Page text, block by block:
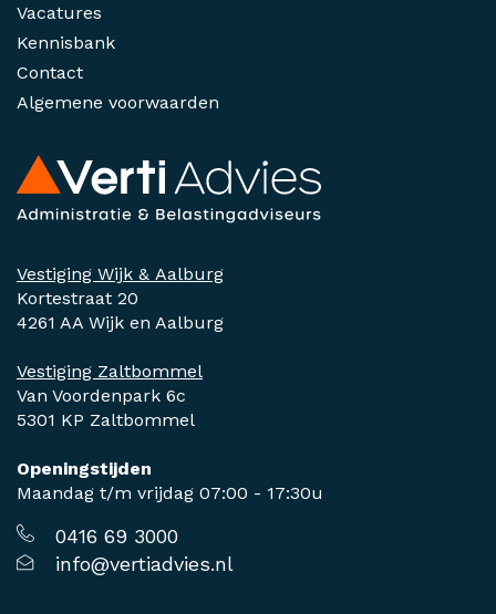
Vestiging Wijk & Aalburg
Kortestraat 20
4261 AA Wijk en Aalburg
Vestiging Zaltbommel
Van Voordenpark 6c
5301 KP Zaltbommel
Openingstijden
Maandag t/m vrijdag 07:00 - 17:30u
0416 69 3000
info@vertiadvies.nl
Vacatures
Kennisbank
Contact
Algemene voorwaarden